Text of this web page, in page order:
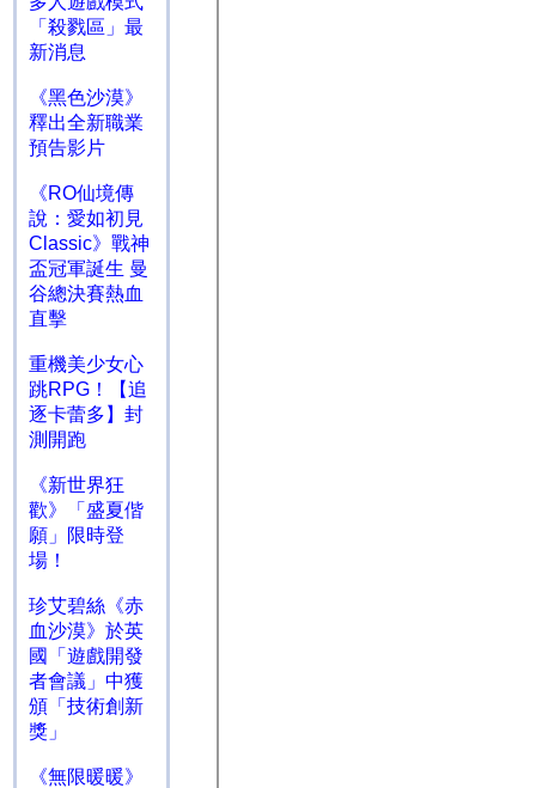
「殺戮區」最
新消息
《黑色沙漠》
釋出全新職業
預告影片
《RO仙境傳
說：愛如初見
Classic》戰神
盃冠軍誕生 曼
谷總決賽熱血
直擊
重機美少女心
跳RPG！【追
逐卡蕾多】封
測開跑
《新世界狂
歡》「盛夏偕
願」限時登
場！
珍艾碧絲《赤
血沙漠》於英
國「遊戲開發
者會議」中獲
頒「技術創新
獎」
《無限暖暖》